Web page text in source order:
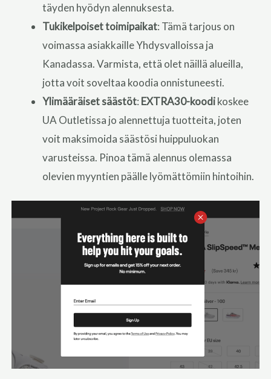
täyden hyödyn alennuksesta.
Tukikelpoiset toimipaikat: Tämä tarjous on
voimassa asiakkaille Yhdysvalloissa ja
Kanadassa. Varmista, että olet näillä alueilla,
jotta voit soveltaa koodia onnistuneesti.
Ylimääräiset säästöt: EXTRA30-koodikoskee
UA Outletissa jo alennettuja tuotteita, joten
voit maksimoida säästösi huippuluokan
varusteissa. Pinoa tämä alennus olemassa
olevien myyntien päälle lyömättömiin hintoihin.